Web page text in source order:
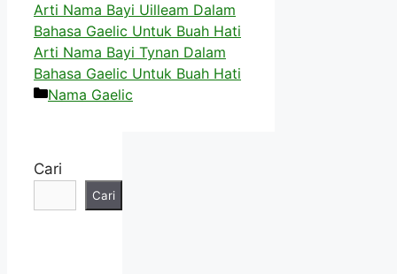
Arti Nama Bayi Uilleam Dalam
Bahasa Gaelic Untuk Buah Hati
Arti Nama Bayi Tynan Dalam
Bahasa Gaelic Untuk Buah Hati
Kategori
Nama Gaelic
Cari
Cari